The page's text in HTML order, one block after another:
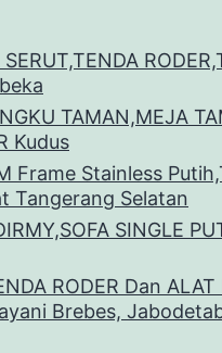
TAMAN,MEJA
Kudus
Frame Stainless
Tangerang Selatan
SINGLE
RODER Dan ALAT
Brebes,